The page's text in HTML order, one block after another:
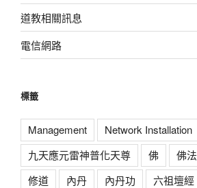
道教相關訊息
電信網路
標籤
Management Network Installation
九天應元雷神普化天尊
佛 佛法
修道
內丹 內丹功 六祖壇經